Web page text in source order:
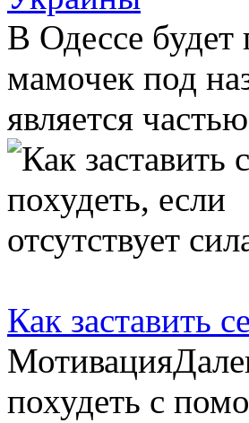
В Одессе будет
мамочек под
является
Как заставить
похудеть с